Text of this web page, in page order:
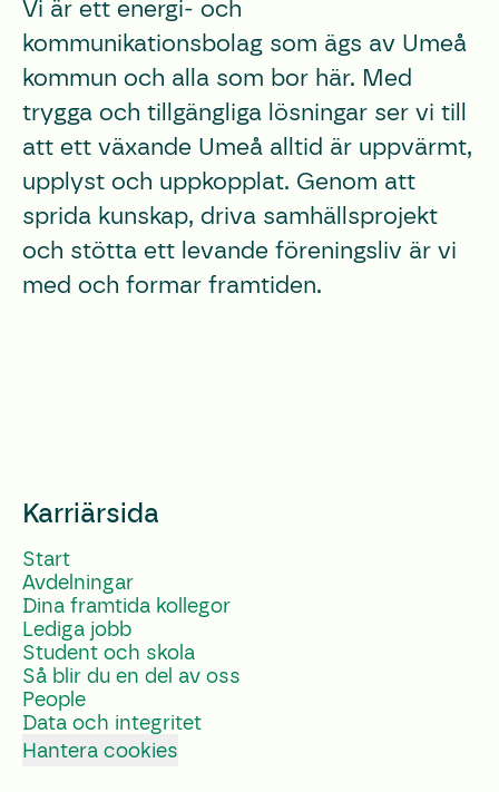
Vi är ett energi- och
kommunikationsbolag som ägs av Umeå
kommun och alla som bor här. Med
trygga och tillgängliga lösningar ser vi till
att ett växande Umeå alltid är uppvärmt,
upplyst och uppkopplat. Genom att
sprida kunskap, driva samhällsprojekt
och stötta ett levande föreningsliv är vi
med och ​formar framtiden.
Karriärsida
Start
Avdelningar
Dina framtida kollegor
Lediga jobb
Student och skola
Så blir du en del av oss
People
Data och integritet
Hantera cookies